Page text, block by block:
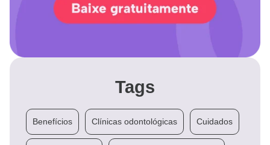
Tags
Benefícios Clínicas odontológicas Cuidados